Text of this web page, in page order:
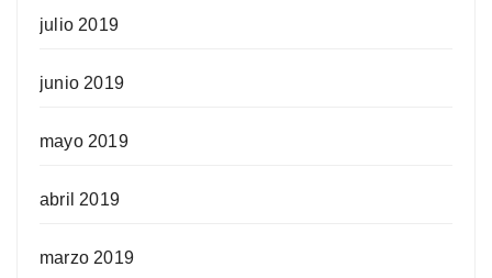
julio 2019
junio 2019
mayo 2019
abril 2019
marzo 2019